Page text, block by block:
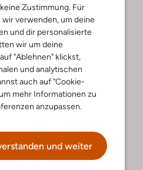
Zustimmung. Für
verwenden, um deine
und dir personalisierte
wir um deine
"Ablehnen" klickst,
und analytischen
auch auf "Cookie-
mehr Informationen zu
anzupassen.
und weiter